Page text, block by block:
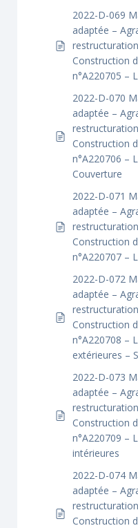
2022-D-069
adaptée –
Construction
n°A220705 –
2022-D-070
adaptée –
Construction
n°A220706 –
Couverture
2022-D-071
adaptée –
Construction
n°A220707 –
2022-D-072
adaptée –
Construction
n°A220708 –
extérieures –
2022-D-073
adaptée –
Construction
n°A220709 –
intérieures
2022-D-074
adaptée –
Construction